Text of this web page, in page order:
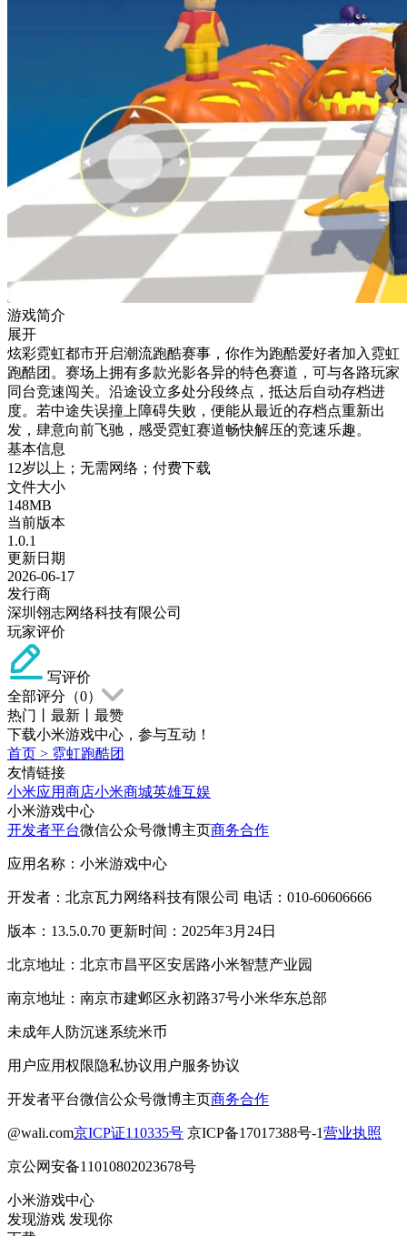
游戏简介
展开
炫彩霓虹都市开启潮流跑酷赛事，你作为跑酷爱好者加入霓虹
跑酷团。赛场上拥有多款光影各异的特色赛道，可与各路玩家
同台竞速闯关。沿途设立多处分段终点，抵达后自动存档进
度。若中途失误撞上障碍失败，便能从最近的存档点重新出
发，肆意向前飞驰，感受霓虹赛道畅快解压的竞速乐趣。
基本信息
12岁以上；无需网络；付费下载
文件大小
148MB
当前版本
1.0.1
更新日期
2026-06-17
发行商
深圳翎志网络科技有限公司
玩家评价
写评价
全部评分（0）
热门
最新
最赞
下载小米游戏中心，参与互动！
首页 > 霓虹跑酷团
友情链接
小米应用商店小米商城英雄互娱
小米游戏中心
开发者平台微信公众号微博主页商务合作
应用名称：小米游戏中心
开发者：北京瓦力网络科技有限公司 电话：010-60606666
版本：13.5.0.70 更新时间：2025年3月24日
北京地址：北京市昌平区安居路小米智慧产业园
南京地址：南京市建邺区永初路37号小米华东总部
未成年人防沉迷系统米币
用户应用权限隐私协议用户服务协议
开发者平台微信公众号微博主页商务合作
@wali.com京ICP证110335号 京ICP备17017388号-1营业执照
京公网安备11010802023678号
小米游戏中心
发现游戏 发现你